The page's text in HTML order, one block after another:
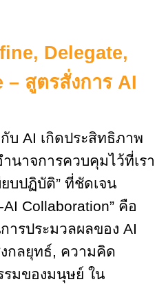
Delegate,
– สูตรสั่งการ AI
บ AI เกิดประสิทธิภาพ
นาจการควบคุมไว้ที่เรา
ยบปฏิบัติ” ที่ชัดเจน
Collaboration” คือ
ารประมวลผลของ AI
กลยุทธ์, ความคิด
รมของมนุษย์ ใน